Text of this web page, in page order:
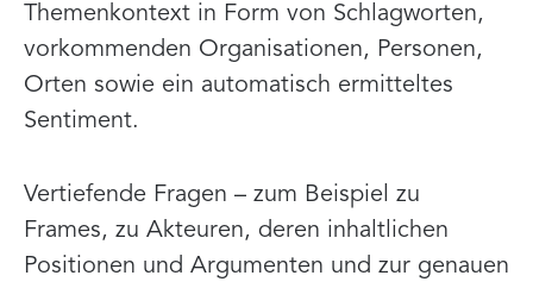
Themenkontext in Form von Schlagworten,
vorkommenden Organisationen, Personen,
Orten sowie ein automatisch ermitteltes
Sentiment.
Vertiefende Fragen – zum Beispiel zu
Frames, zu Akteuren, deren inhaltlichen
Positionen und Argumenten und zur genauen